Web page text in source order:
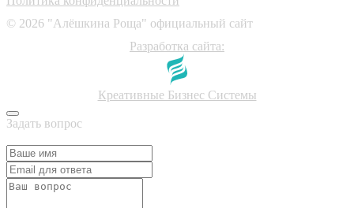
© 2026 "Алёшкина Роща" официальный сайт
Разработка сайта:
Креативные Бизнес Системы
Задать вопрос